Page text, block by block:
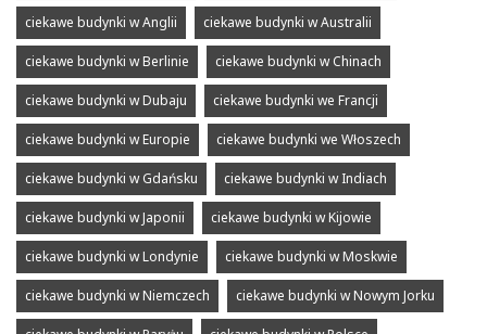
ciekawe budynki w Anglii ciekawe budynki w Australii
ciekawe budynki w Berlinie ciekawe budynki w Chinach
ciekawe budynki w Dubaju ciekawe budynki we Francji
ciekawe budynki w Europie ciekawe budynki we Włoszech
ciekawe budynki w Gdańsku ciekawe budynki w Indiach
ciekawe budynki w Japonii ciekawe budynki w Kijowie
ciekawe budynki w Londynie ciekawe budynki w Moskwie
ciekawe budynki w Niemczech ciekawe budynki w Nowym Jorku